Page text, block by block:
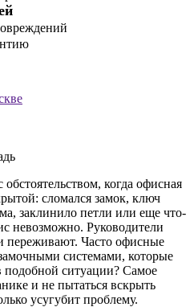
когда офисная
сломался замок, ключ
заклинило петли или еще что-
невозможно. Руководители
переживают. Часто офисные
системами, которые
подобной ситуации? Самое
и не пытаться вскрыть
усугубит проблему.